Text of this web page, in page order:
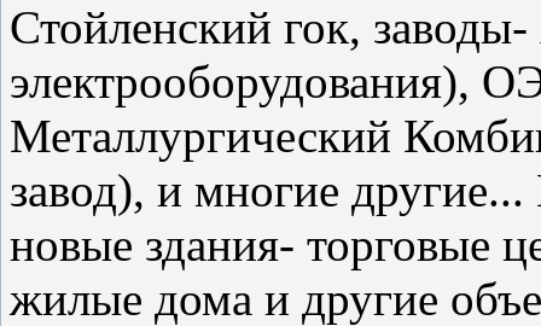
Стойленский гок,
электрооборудования),
Металлургический
завод), и многие
новые здания- торговые
жилые дома и другие